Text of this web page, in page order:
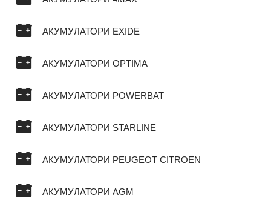
АКУМУЛАТОРИ EXIDE
АКУМУЛАТОРИ OPTIMA
АКУМУЛАТОРИ POWERBAT
АКУМУЛАТОРИ STARLINE
АКУМУЛАТОРИ PEUGEOT CITROEN
АКУМУЛАТОРИ AGM